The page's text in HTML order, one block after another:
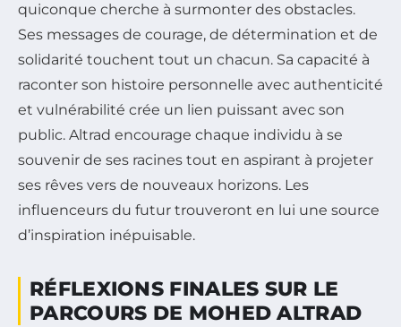
quiconque cherche à surmonter des obstacles.
Ses messages de courage, de détermination et de
solidarité touchent tout un chacun. Sa capacité à
raconter son histoire personnelle avec authenticité
et vulnérabilité crée un lien puissant avec son
public. Altrad encourage chaque individu à se
souvenir de ses racines tout en aspirant à projeter
ses rêves vers de nouveaux horizons. Les
influenceurs du futur trouveront en lui une source
d’inspiration inépuisable.
RÉFLEXIONS FINALES SUR LE
PARCOURS DE MOHED ALTRAD